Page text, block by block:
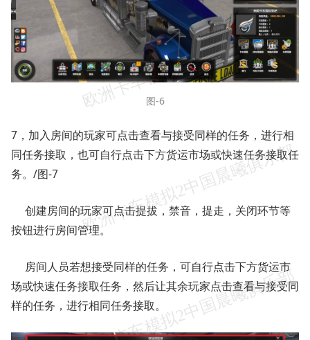
图-6
7，加入房间的玩家可点击查看与接受同样的任务，进行相
同任务接取，也可自行点击下方货运市场或快速任务接取任
务。/图-7
创建房间的玩家可点击提拔，禁音，提走，关闭环节等
按钮进行房间管理。
房间人员若想接受同样的任务，可自行点击下方货运市
场或快速任务接取任务，然后让其余玩家点击查看与接受同
样的任务，进行相同任务接取。